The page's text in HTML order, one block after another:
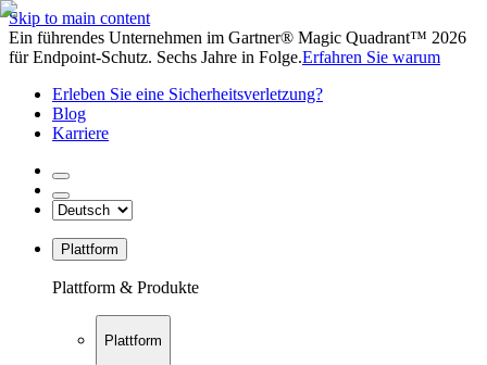
Skip to main content
Ein führendes Unternehmen im Gartner® Magic Quadrant™ 2026
für Endpoint-Schutz. Sechs Jahre in Folge.Erfahren Sie warum
Erleben Sie eine Sicherheitsverletzung?
Blog
Karriere
Plattform
Plattform & Produkte
Plattform